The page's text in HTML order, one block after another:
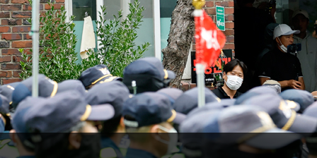
득표
-17504초 전 >"일본축구협회, 대한축구협회 성 접대 의혹 심판 조사"
-10146초 전 >[속보]장은수, KLPGA 제주삼다수 역전 우승…데뷔 10년 차에
정상
-5511초 전 >"얼마나 더웠으면"…안동 물길공원서 헤엄친 구렁이 '소동'
-5438초 전 >손흥민, 68분 뛰고 2경기 침묵…LAFC, 톨루카에 1-0 승리(종합)
-4710초 전 >'2경기 연속 침묵' 손흥민, 톨루카전 68분만 뛰고 슈팅 0개
-3462초 전 >이강인, 오늘 서울서 AT마드리드 입단식…'전례 없는 특급대우'
2시간 전 >'여긴 20도, 저긴 50도'…열화상 카메라로 본 폭염 저감시설 '온도
2시간 전 >
콜롬비아 신임 우파 대통령 취임 하루만에 차량폭탄 폭발 사건